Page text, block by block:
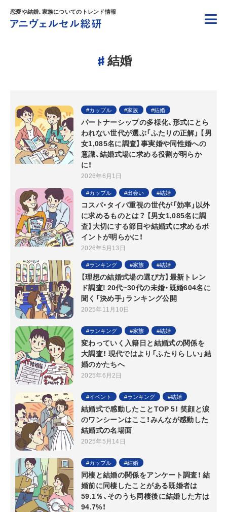
恋愛や結婚、家族についてのトレンド情報
結婚
カップル 家族 結婚
パートナーシップの多様化、形式にとら
われない世代が選ぶ「ふたりの正解」 【男
女1,085名に調査】事実婚や同性婚への
意識、結婚式場に求める役割が明らか
に！
2026年6月1日
カップル 出会い 結婚
コスパ・タイパ重視の世代が「効率」以外
に求めるものとは？ 【男女1,085名に調
査】大切にする節目や結婚式に求めるポ
イントが明らかに！
2026年5月13日
ランキング 家族 結婚
【理想の結婚式場の選び方】最新トレン
ド調査! 20代~30代の未婚・既婚604名に
聞く「決め手」ランキング公開
2025年11月10日
ランキング 家族 結婚
変わっていく入籍日と結婚式の関係を
大調査！ 現代ではより「ふたりらしい」結
婚のかたちへ
2025年6月2日
イベント ランキング 結婚
結婚式で感動したことTOP 5！ 笑顔と涙
のワンシーンはここ！みんなが感動した
結婚式の名場面
2025年5月14日
カップル 結婚
同棲と結婚の関係をアンケート調査！ 結
婚前に同棲したことがある既婚者は
59.1％、そのうち同棲後に結婚した方は
94.7%！